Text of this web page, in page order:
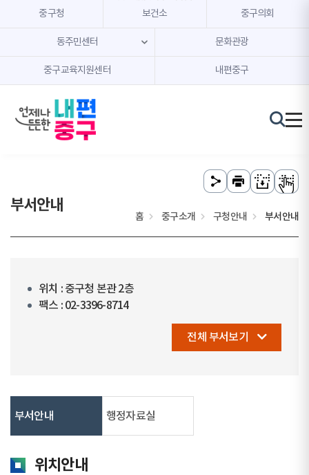
본문 내용 바로가기
주메뉴 바로가기
중구청 보건소 중구의회
동주민센터 문화관광
중구교육지원센터 내편중구
부서안내
홈 중구소개 구청안내 부서안내
위치 : 중구청 본관 2층
팩스 : 02-3396-8714
전체 부서보기
부서안내 행정자료실
위치안내